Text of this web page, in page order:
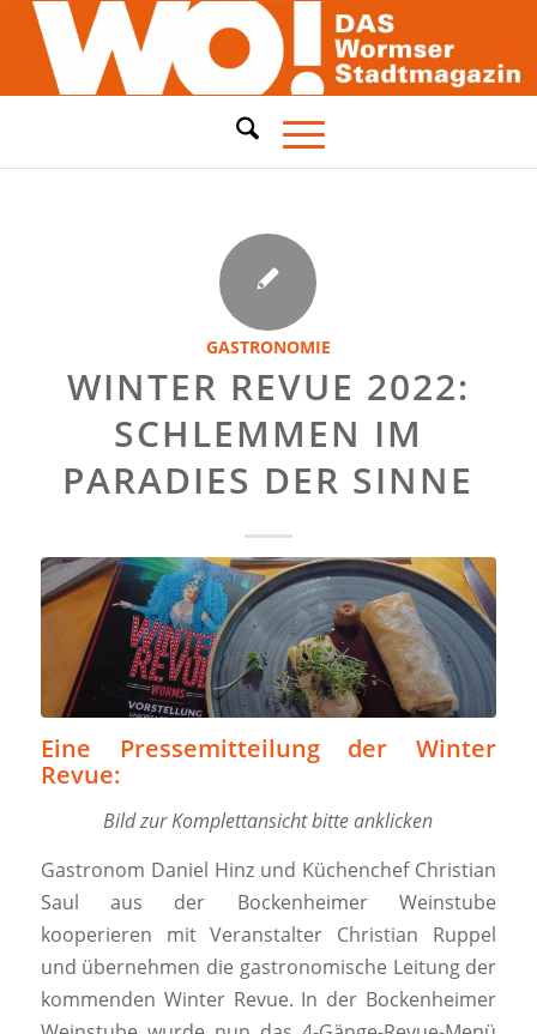
GASTRONOMIE
WINTER REVUE 2022:
SCHLEMMEN IM
PARADIES DER SINNE
Eine Pressemitteilung der Winter
Revue:
Bild zur Komplettansicht bitte anklicken
Gastronom Daniel Hinz und Küchenchef Christian
Saul aus der Bockenheimer Weinstube
kooperieren mit Veranstalter Christian Ruppel
und übernehmen die gastronomische Leitung der
kommenden Winter Revue. In der Bockenheimer